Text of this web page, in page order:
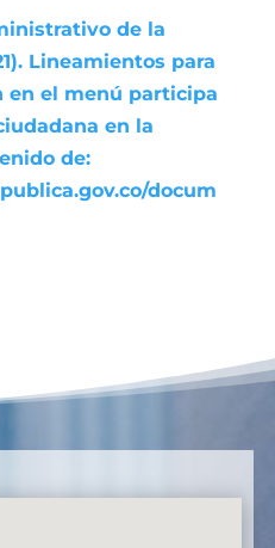
de la
Lineamientos para
en el menú participa
en la
de:
docum